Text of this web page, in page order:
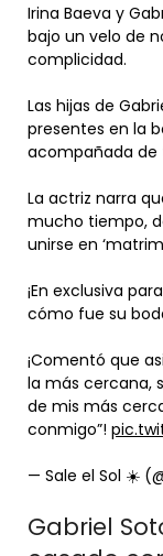
Irina Baeva y
bajo un velo de
complicidad.
Las hijas de
presentes en la
acompañada de
La actriz narra
mucho tiempo,
unirse en
¡En exclusiva
cómo fue su
¡Comentó que
la más cercana,
de mis más
conmigo”!
— Sale el Sol ☀️
Gabriel